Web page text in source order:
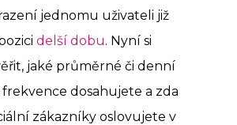
jednomu uživateli již
delší dobu. Nyní si
jaké průměrné či denní
dosahujete a zda
zákazníky oslovujete v